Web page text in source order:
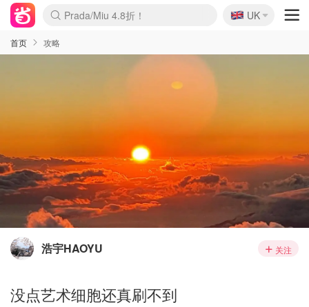
Prada/Miu 4.8折！
🇬🇧
UK
首页 攻略
浩宇HAOYU 关注
没点艺术细胞还真刷不到